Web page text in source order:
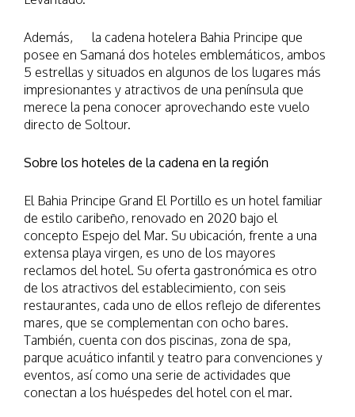
Además, la cadena hotelera Bahia Principe que
posee en Samaná dos hoteles emblemáticos, ambos
5 estrellas y situados en algunos de los lugares más
impresionantes y atractivos de una península que
merece la pena conocer aprovechando este vuelo
directo de Soltour.
Sobre los hoteles de la cadena en la región
El Bahia Principe Grand El Portillo es un hotel familiar
de estilo caribeño, renovado en 2020 bajo el
concepto Espejo del Mar. Su ubicación, frente a una
extensa playa virgen, es uno de los mayores
reclamos del hotel. Su oferta gastronómica es otro
de los atractivos del establecimiento, con seis
restaurantes, cada uno de ellos reflejo de diferentes
mares, que se complementan con ocho bares.
También, cuenta con dos piscinas, zona de spa,
parque acuático infantil y teatro para convenciones y
eventos, así como una serie de actividades que
conectan a los huéspedes del hotel con el mar.